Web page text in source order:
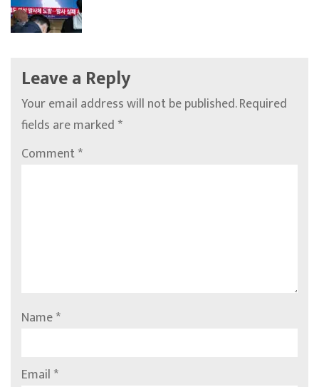
Leave a Reply
Your email address will not be published.Required
fields are marked*
Comment*
Name*
Email*